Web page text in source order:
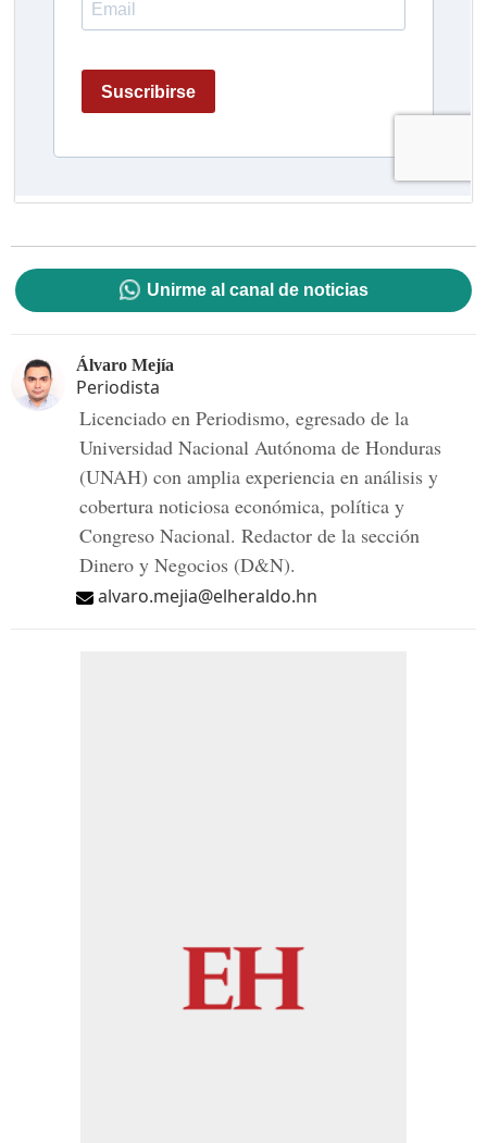
Unirme al canal de noticias
Álvaro Mejía
Periodista
Licenciado en Periodismo, egresado de la
Universidad Nacional Autónoma de Honduras
(UNAH) con amplia experiencia en análisis y
cobertura noticiosa económica, política y
Congreso Nacional. Redactor de la sección
Dinero y Negocios (D&N).
alvaro.mejia@elheraldo.hn